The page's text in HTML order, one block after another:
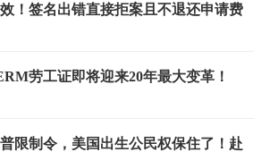
！签名出错直接拒案且不退还申请费
劳工证即将迎来20年最大变革！
限制令，美国出生公民权保住了！赴